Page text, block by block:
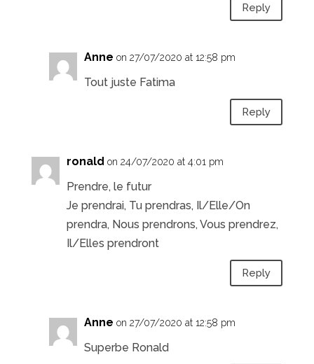
Reply
Anne on 27/07/2020 at 12:58 pm
Tout juste Fatima
Reply
ronald on 24/07/2020 at 4:01 pm
Prendre, le futur
Je prendrai, Tu prendras, Il/Elle/On
prendra, Nous prendrons, Vous prendrez,
Il/Elles prendront
Reply
Anne on 27/07/2020 at 12:58 pm
Superbe Ronald